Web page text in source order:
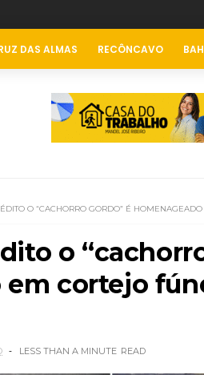
DAS ALMAS RECÔNCAVO
O “CACHORRO GORDO” É
o
cortejo
LESS THAN A MINUTE READ